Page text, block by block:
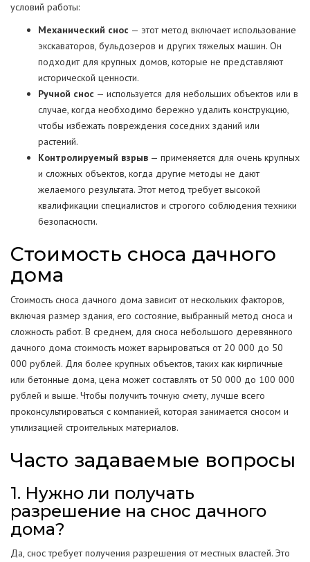
условий работы:
Механический снос — этот метод включает использование
экскаваторов, бульдозеров и других тяжелых машин. Он
подходит для крупных домов, которые не представляют
исторической ценности.
Ручной снос — используется для небольших объектов или в
случае, когда необходимо бережно удалить конструкцию,
чтобы избежать повреждения соседних зданий или
растений.
Контролируемый взрыв — применяется для очень крупных
и сложных объектов, когда другие методы не дают
желаемого результата. Этот метод требует высокой
квалификации специалистов и строгого соблюдения техники
безопасности.
Стоимость сноса дачного
дома
Стоимость сноса дачного дома зависит от нескольких факторов,
включая размер здания, его состояние, выбранный метод сноса и
сложность работ. В среднем, для сноса небольшого деревянного
дачного дома стоимость может варьироваться от 20 000 до 50
000 рублей. Для более крупных объектов, таких как кирпичные
или бетонные дома, цена может составлять от 50 000 до 100 000
рублей и выше. Чтобы получить точную смету, лучше всего
проконсультироваться с компанией, которая занимается сносом и
утилизацией строительных материалов.
Часто задаваемые вопросы
1. Нужно ли получать
разрешение на снос дачного
дома?
Да, снос требует получения разрешения от местных властей. Это